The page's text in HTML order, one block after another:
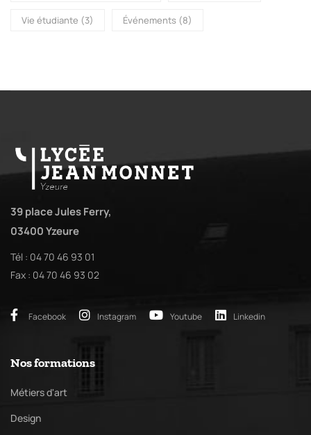
Vie étudiante (3) Événements (8)
39 place Jules Ferry,
03400 Yzeure
Tél : 04 70 46 93 01
Fax : 04 70 46 93 02
Facebook Instagram Youtube Linkedin
Nos formations
Métiers d'art
Design